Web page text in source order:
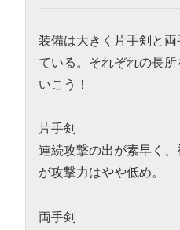
装備は大きく片手剣と
ている。それぞれの長
いこう！
片手剣
連続攻撃の出が素早く
が攻撃力はやや低め。
両手剣